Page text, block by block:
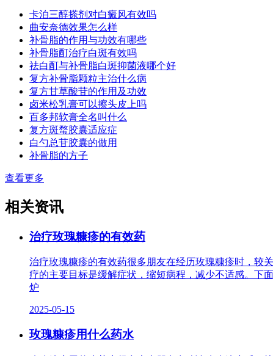
卡泊三醇搽剂对白癜风有效吗
曲安奈德效果怎么样
补骨脂的作用与功效有哪些
补骨脂酊治疗白斑有效吗
祛白酊与补骨脂白斑抑菌液哪个好
复方补骨脂颗粒主治什么病
复方甘草酸苷的作用及功效
卤米松乳膏可以擦头皮上吗
百多邦软膏全名叫什么
复方斑蝥胶囊适应症
白勺总苷胶囊的做用
补骨脂的方子
查看更多
相关资讯
治疗玫瑰糠疹的有效药
治疗玫瑰糠疹的有效药很多朋友在经历玫瑰糠疹时，较
疗的主要目标是缓解症状，缩短病程，减少不适感。下
炉
2025-05-15
玫瑰糠疹用什么药水